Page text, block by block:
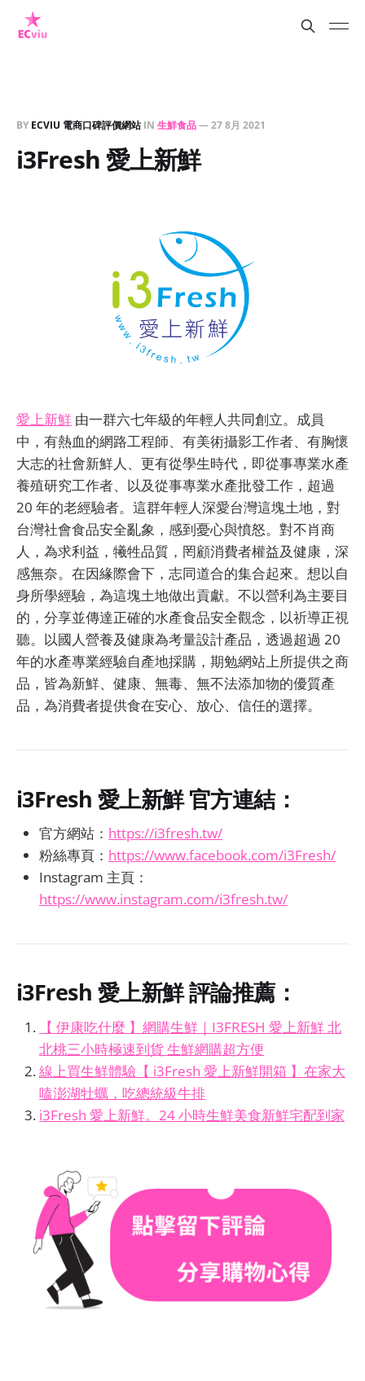
BY ECVIU 電商口碑評價網站IN 生鮮食品—27 8月 2021
i3Fresh 愛上新鮮
愛上新鮮 由一群六七年級的年輕人共同創立。成員
中，有熱血的網路工程師、有美術攝影工作者、有胸懷
大志的社會新鮮人、更有從學生時代，即從事專業水產
養殖研究工作者、以及從事專業水產批發工作，超過
20 年的老經驗者。這群年輕人深愛台灣這塊土地，對
台灣社會食品安全亂象，感到憂心與憤怒。對不肖商
人，為求利益，犧牲品質，罔顧消費者權益及健康，深
感無奈。在因緣際會下，志同道合的集合起來。想以自
身所學經驗，為這塊土地做出貢獻。不以營利為主要目
的，分享並傳達正確的水產食品安全觀念，以祈導正視
聽。以國人營養及健康為考量設計產品，透過超過 20
年的水產專業經驗自產地採購，期勉網站上所提供之商
品，皆為新鮮、健康、無毒、無不法添加物的優質產
品，為消費者提供食在安心、放心、信任的選擇。
i3Fresh 愛上新鮮 官方連結：
官方網站： https://i3fresh.tw/
粉絲專頁： https://www.facebook.com/i3Fresh/
Instagram 主頁：
https://www.instagram.com/i3fresh.tw/
i3Fresh 愛上新鮮評論推薦：
【 伊康吃什麼 】網購生鮮｜I3FRESH 愛上新鮮 北
北桃三小時極速到貨 生鮮網購超方便
線上買生鮮體驗【 i3Fresh 愛上新鮮開箱 】在家大
嗑澎湖牡蠣，吃總統級牛排
i3Fresh 愛上新鮮。24 小時生鮮美食新鮮宅配到家